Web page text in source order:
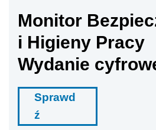
Monitor
i Higieny Pracy
Wydanie
Sprawd
ź